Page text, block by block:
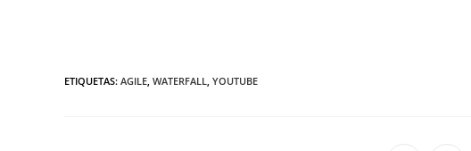
ETIQUETAS: AGILE WATERFALL YOUTUBE